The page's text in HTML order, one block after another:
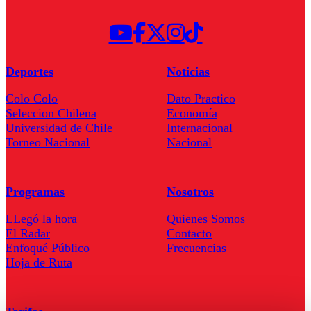
Deportes
Colo Colo
Seleccion Chilena
Universidad de Chile
Torneo Nacional
Noticias
Dato Practico
Economía
Internacional
Nacional
Programas
LLegó la hora
El Radar
Enfoqué Público
Hoja de Ruta
Nosotros
Quienes Somos
Contacto
Frecuencias